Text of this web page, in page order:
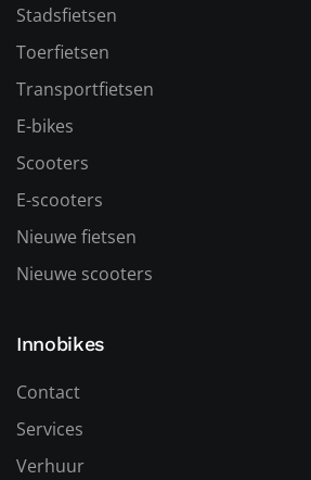
Stadsfietsen
Toerfietsen
Transportfietsen
E-bikes
Scooters
E-scooters
Nieuwe fietsen
Nieuwe scooters
Innobikes
Contact
Services
Verhuur